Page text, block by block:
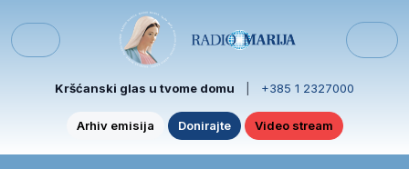
Menu
Kršćanski glas u tvome domu +385 1 2327000
Arhiv emisija Donirajte Video stream